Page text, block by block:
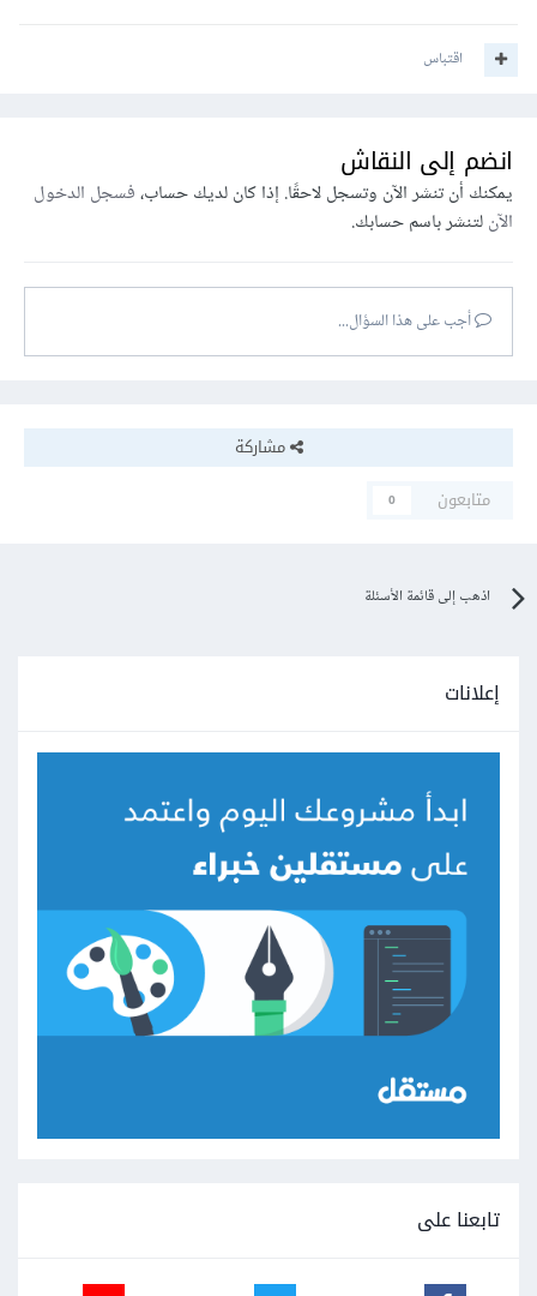
اقتباس
انضم إلى النقاش
يمكنك أن تنشر الآن وتسجل لاحقًا. إذا كان لديك حساب،فسجل الدخول
الآنلتنشر باسم حسابك.
أجب على هذا السؤال...
مشاركة
متابعون
0
اذهب إلى قائمة الأسئلة
إعلانات
تابعنا على